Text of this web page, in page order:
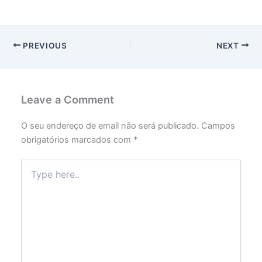
PREVIOUS NEXT
Leave a Comment
O seu endereço de email não será publicado. Campos
obrigatórios marcados com *
here..